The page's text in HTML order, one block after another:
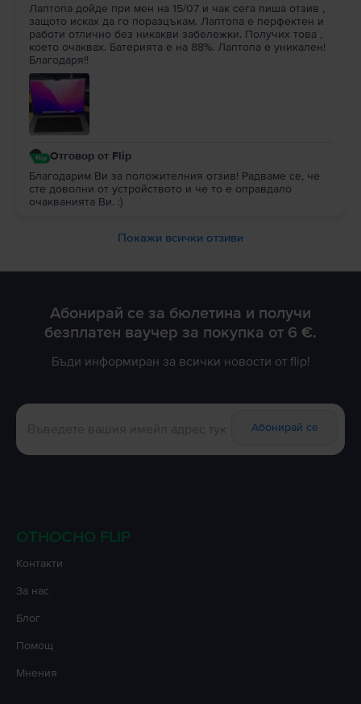
Лаптопа дойде при мен на 15/07 и чак сега пиша отзив ,
защото исках да го поразцъкам. Лаптопа е перфектен и
работи отлично без никакви забележки. Получих това ,
което очаквах. Батерията е на 88%. Лаптопа е уникален!
Благодаря!!
Отговор от Flip
Благодарим Ви за положителния отзив! Радваме се, че
сте доволни от устройството и че то е оправдало
очакванията Ви. :)
Покажи всички отзиви
Абонирай се за бюлетина и получи
безплатен ваучер за покупка от 6 €.
Бъди информиран за всички новости от flip!
Абонирай се
ОТНОСНО FLIP
Контакти
За нас
Блог
Помощ
Мнения